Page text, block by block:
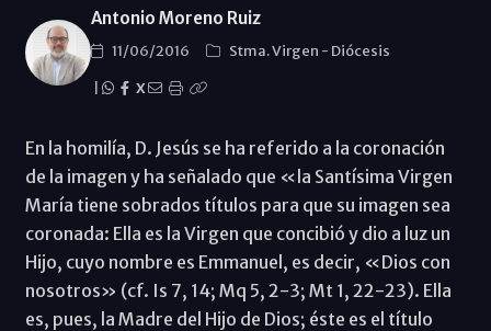
Antonio Moreno Ruiz
11/06/2016 Stma. Virgen - Diócesis
X
En la homilía, D. Jesús se ha referido a la coronación
de la imagen y ha señalado que «la Santísima Virgen
María tiene sobrados títulos para que su imagen sea
coronada: Ella es la Virgen que concibió y dio a luz un
Hijo, cuyo nombre es Emmanuel, es decir, «Dios con
nosotros» (cf. Is 7, 14; Mq 5, 2-3; Mt 1, 22-23). Ella
es, pues, la Madre del Hijo de Dios; éste es el título